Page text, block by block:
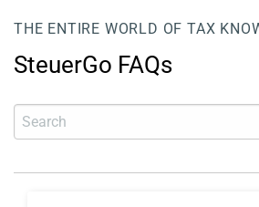
THE ENTIRE WORLD OF TAX
SteuerGo FAQs